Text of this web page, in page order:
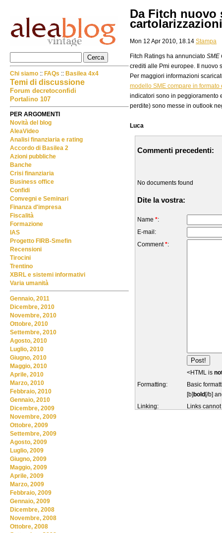
Da Fitch
Mon 12 Apr 2010, 18.14 Stampa
Fitch Ratings ha annunciato SME
crediti alle Pmi europee. Il nuovo
Per maggiori informazioni
modello SME compare in formato
indicatori sono in peggioramento
perdite) sono messe in outlook
Luca
Commenti precedenti:
No documents found
Dite la vostra:
Name *:
E-mail:
Comment*:
<HTML is
Formatting:
Basic
[b] bold [/b]
Linking:
Links
Chi siamo :: FAQs :: Basilea 4x4
Temi di discussione
Forum decretoconfidi
Portalino 107
PER ARGOMENTI
Novità del blog
AleaVideo
Analisi finanziaria e rating
Accordo di Basilea 2
Azioni pubbliche
Banche
Crisi finanziaria
Business office
Confidi
Convegni e Seminari
Finanza d'impresa
Fiscalità
Formazione
IAS
Progetto FIRB-Smefin
Recensioni
Tirocini
Trentino
XBRL e sistemi informativi
Varia umanità
Gennaio, 2011
Dicembre, 2010
Novembre, 2010
Ottobre, 2010
Settembre, 2010
Agosto, 2010
Luglio, 2010
Giugno, 2010
Maggio, 2010
Aprile, 2010
Marzo, 2010
Febbraio, 2010
Gennaio, 2010
Dicembre, 2009
Novembre, 2009
Ottobre, 2009
Settembre, 2009
Agosto, 2009
Luglio, 2009
Giugno, 2009
Maggio, 2009
Aprile, 2009
Marzo, 2009
Febbraio, 2009
Gennaio, 2009
Dicembre, 2008
Novembre, 2008
Ottobre, 2008